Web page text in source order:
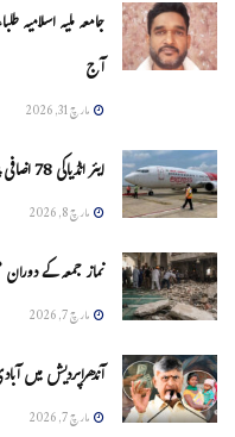
جامعہ ملیہ
آج
مارچ 31, 2026
ایئر انڈیاکی 78 اضافی پروازوں کی شروعات
مارچ 8, 2026
نماز جمعہ کے دوران
مارچ 7, 2026
آندھراپردیش میں
مارچ 7, 2026